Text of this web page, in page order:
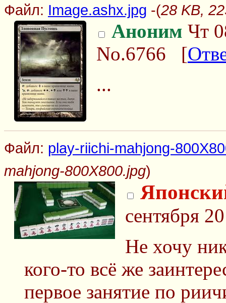
Файл: Image.ashx.jpg -(28 KB,
Аноним Чт
No.6766 [
...
Файл: play-riichi-mahjong-
mahjong-800X800.jpg)
сентября
Не хочу
кого-то всё же
первое занятие по